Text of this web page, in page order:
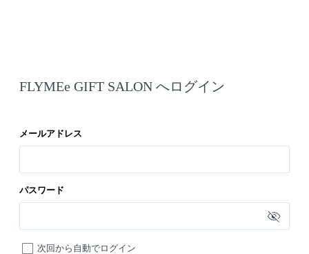
FLYMEe GIFT SALON へログイン
メールアドレス
パスワード
次回から自動でログイン